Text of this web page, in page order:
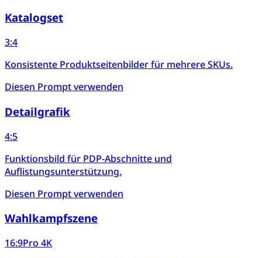
Katalogset
3:4
Konsistente Produktseitenbilder für mehrere SKUs.
Diesen Prompt verwenden
Detailgrafik
4:5
Funktionsbild für PDP-Abschnitte und
Auflistungsunterstützung.
Diesen Prompt verwenden
Wahlkampfszene
16:9Pro 4K